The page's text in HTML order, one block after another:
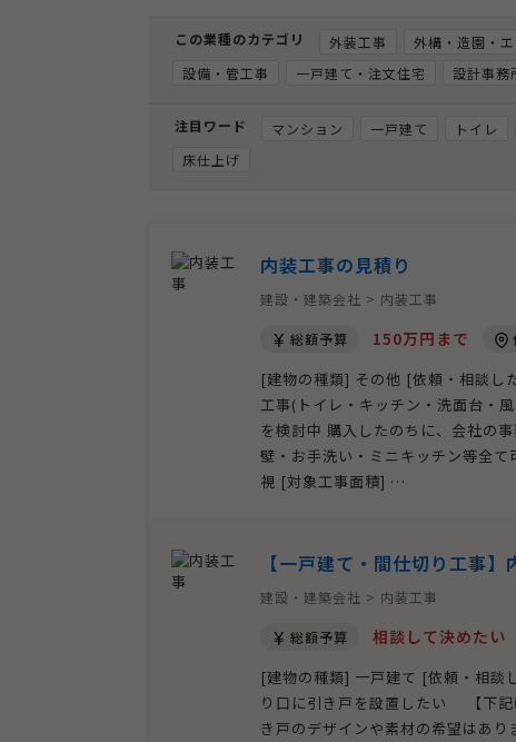
この業種のカテゴリ 外装工事 外構・造園・
設備・管工事
一戸建て・注文住宅 設計事務
注目ワード マンション 一戸建て トイレ
床仕上げ
内装工事の見積り
建設・建築会社 > 内装工事
総額予算 150万円まで
[建物の種類] その他 [依頼・相談し
工事(トイレ・キッチン・洗面台・
を検討中 購入したのちに、会社の
壁・お手洗い・ミニキッチン等全
視 [対象工事面積] …
【一戸建て・間仕切り工事】
建設・建築会社 > 内装工事
総額予算 相談して決めたい
[建物の種類] 一戸建て [依頼・相
り口に引き戸を設置したい 【下記
き戸のデザインや素材の希望はあ